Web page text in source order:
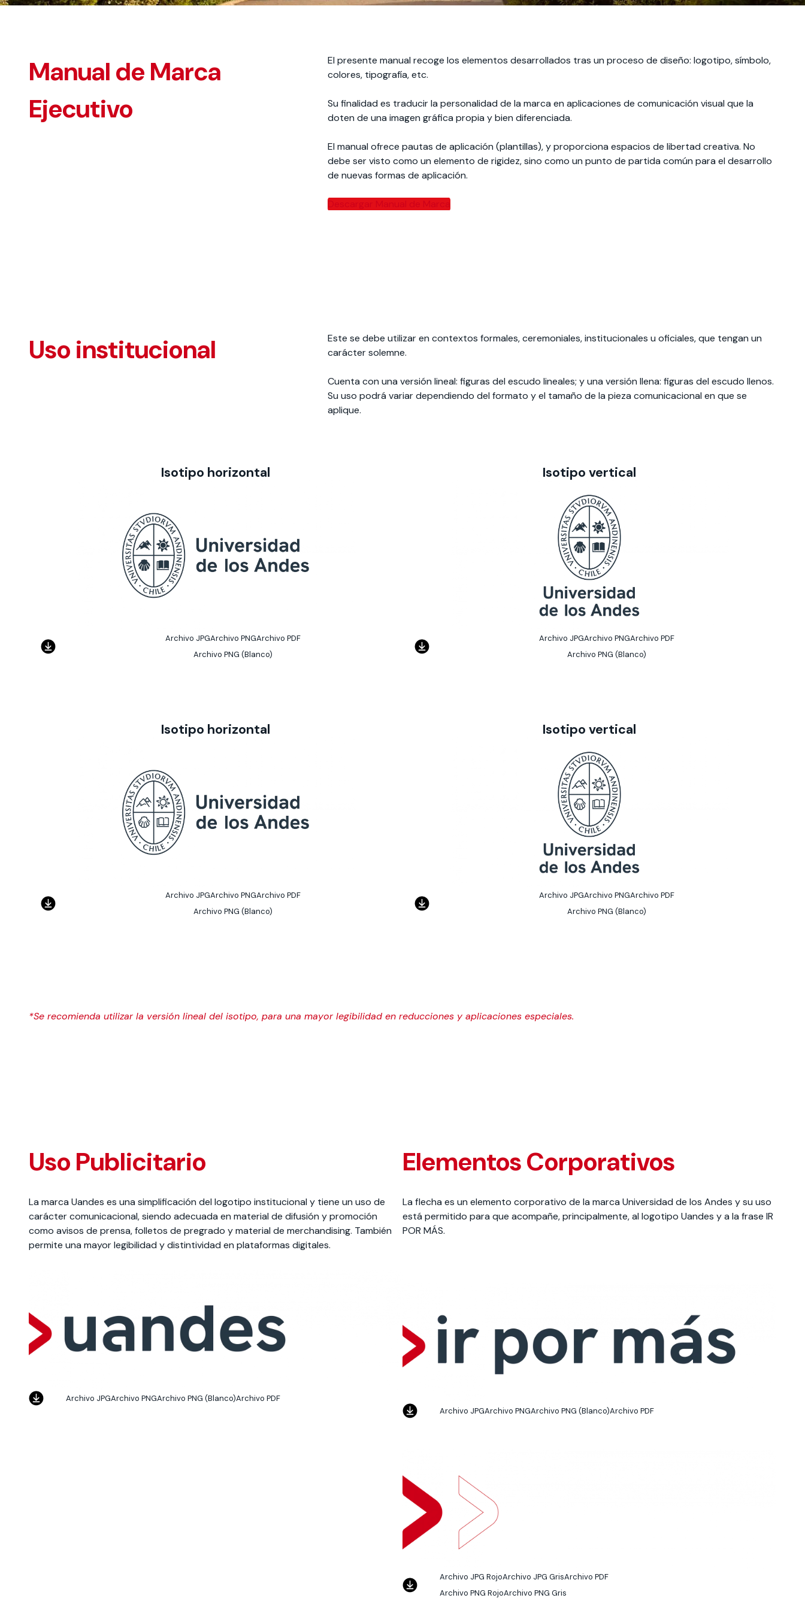
Manual de Marca
Ejecutivo
El presente manual recoge los elementos desarrollados tras un proceso de diseño: logotipo, símbolo,
colores, tipografía, etc.
Su finalidad es traducir la personalidad de la marca en aplicaciones de comunicación visual que la
doten de una imagen gráfica propia y bien diferenciada.
El manual ofrece pautas de aplicación (plantillas), y proporciona espacios de libertad creativa. No
debe ser visto como un elemento de rigidez, sino como un punto de partida común para el desarrollo
de nuevas formas de aplicación.
Descargar Manual de Marca
Uso institucional
Este se debe utilizar en contextos formales, ceremoniales, institucionales u oficiales, que tengan un
carácter solemne.
Cuenta con una versión lineal: figuras del escudo lineales; y una versión llena: figuras del escudo llenos.
Su uso podrá variar dependiendo del formato y el tamaño de la pieza comunicacional en que se
aplique.
Isotipo horizontal
Archivo JPGArchivo PNGArchivo PDF
Archivo PNG (Blanco)
Isotipo horizontal
Archivo JPGArchivo PNGArchivo PDF
Archivo PNG (Blanco)
Isotipo vertical
Archivo JPGArchivo PNGArchivo PDF
Archivo PNG (Blanco)
Isotipo vertical
Archivo JPGArchivo PNGArchivo PDF
Archivo PNG (Blanco)
*Se recomienda utilizar la versión lineal del isotipo, para una mayor legibilidad en reducciones y aplicaciones especiales.
Uso Publicitario
La marca Uandes es una simplificación del logotipo institucional y tiene un uso de
carácter comunicacional, siendo adecuada en material de difusión y promoción
como avisos de prensa, folletos de pregrado y material de merchandising. También
permite una mayor legibilidad y distintividad en plataformas digitales.
Archivo JPGArchivo PNGArchivo PNG (Blanco)Archivo PDF
Elementos Corporativos
La flecha es un elemento corporativo de la marca Universidad de los Andes y su uso
está permitido para que acompañe, principalmente, al logotipo Uandes y a la frase IR
POR MÁS.
Archivo JPGArchivo PNGArchivo PNG (Blanco)Archivo PDF
Archivo JPG RojoArchivo JPG GrisArchivo PDF
Archivo PNG RojoArchivo PNG Gris